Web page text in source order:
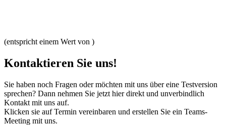
(entspricht einem Wert von )
Kontaktieren Sie uns!
Sie haben noch Fragen oder möchten mit uns über eine Testversion
sprechen? Dann nehmen Sie jetzt hier direkt und unverbindlich
Kontakt mit uns auf.
Klicken sie auf Termin vereinbaren und erstellen Sie ein Teams-
Meeting mit uns.